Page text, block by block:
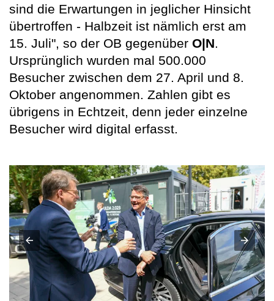
sind die Erwartungen in jeglicher Hinsicht
übertroffen - Halbzeit ist nämlich erst am
15. Juli", so der OB gegenüber O|N.
Ursprünglich wurden mal 500.000
Besucher zwischen dem 27. April und 8.
Oktober angenommen. Zahlen gibt es
übrigens in Echtzeit, denn jeder einzelne
Besucher wird digital erfasst.